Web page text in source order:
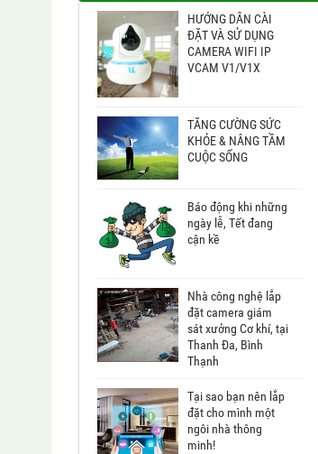
HƯỚNG DẪN CÀI
ĐẶT VÀ SỬ DỤNG
CAMERA WIFI IP
VCAM V1/V1X
TĂNG CƯỜNG SỨC
KHỎE & NÂNG TẦM
CUỘC SỐNG
Báo động khi những
ngày lễ, Tết đang
cận kề
Nhà công nghệ lắp
đặt camera giám
sát xưởng Cơ khí, tại
Thanh Đa, Bình
Thạnh
Tại sao bạn nên lắp
đặt cho mình một
ngôi nhà thông
minh!